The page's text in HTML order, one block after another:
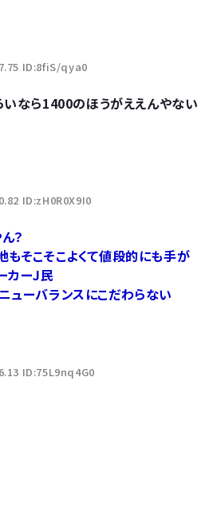
ID:8fiS/qya0
なら1400のほうがええんやない
ID:zH0R0X9I0
？
そこそこよくて値段的にも手が
カーJ民
ューバランスにこだわらない
ID:75L9nq4G0